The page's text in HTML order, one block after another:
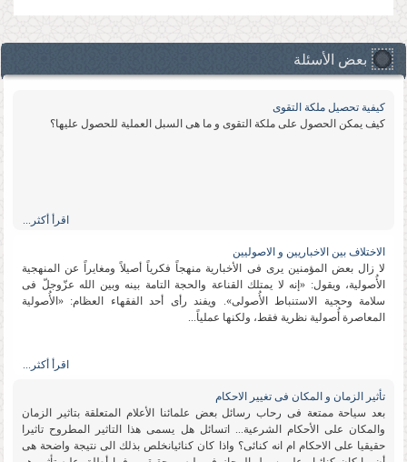
بعض الأسئلة
كیفیة تحصیل ملكة التقوى
كیف یمكن الحصول على ملكة التقوى و ما هی السبل العملیة للحصول علیها؟
اقرأ أكثر...
الاختلاف بین الاخباریین و الاصولیین
لا زال بعض المؤمنین یرى فی الأخباریة منهجاً فكریاً أصیلاً ومغایراً عن المنهجیة
الأُصولیة، ویقول: «إنه لا یمتلك القناعة والحجة التامة بینه وبین الله عزّوجلّ فی
سلامة وحجیة الاستنباط الأُصولی». ویفند رأی أحد الفقهاء العظام: «الأُصولیة
المعاصرة أُصولیة نظریة فقط، ولكنها عملیاً...
اقرأ أكثر...
تأثیر الزمان و المكان فی تغییر الاحكام
بعد سیاحة ممتعة فی رحاب رسائل بعض علمائنا الأعلام المتعلقة بتاثیر الزمان
والمكان على الأحكام الشرعیة... اتسائل هل یسمى هذا التاثیر المطروح تاثیرا
حقیقیا على الاحكام ام انه كنائی؟ واذا كان كنائیانخلص بذلك الى نتیجة واضحة هی